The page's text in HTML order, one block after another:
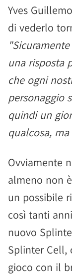
Yves
di vederlo
una risposta
che ogni
personaggio
quindi un
qualcosa,
Ovviamente
almeno non
un possibile
così tanti
nuovo
Splinter Cell,
gioco con il